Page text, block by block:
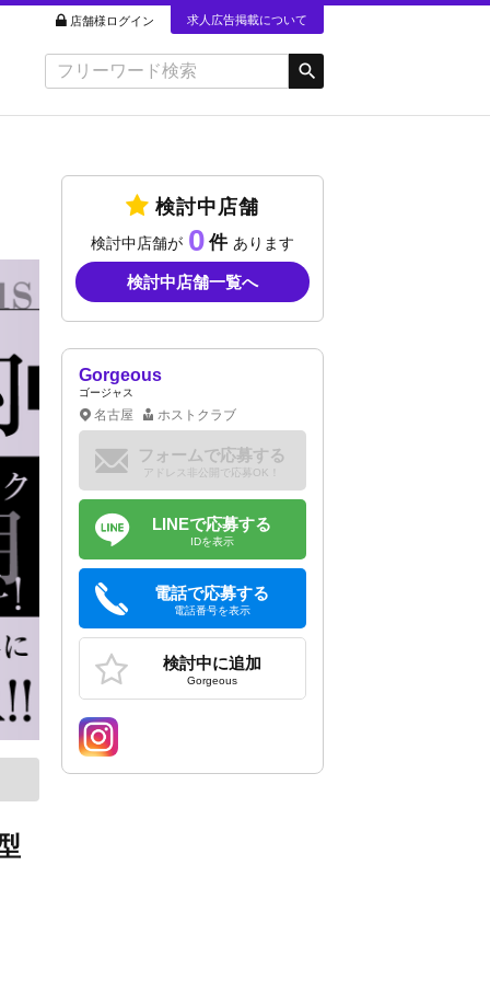
店舗様ログイン 求人広告掲載について
検討中店舗
検討中店舗が 0 あります
検討中店舗一覧へ
Gorgeous
ゴージャス
名古屋 ホストクラブ
フォームで応募する
アドレス非公開で応募OK！
LINEで応募する
IDを表示
電話で応募する
電話番号を表示
検討中に追加
Gorgeous